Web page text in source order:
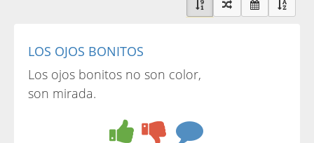
LOS OJOS BONITOS
Los ojos bonitos no son color,
son mirada.